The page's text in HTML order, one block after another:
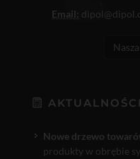
Email:
AKTUALNOŚCI
Nowe drzewo
produkty w obrębie